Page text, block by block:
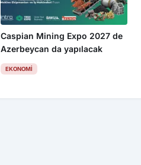
Caspian Mining Expo 2027 de
Azerbeycan da yapılacak
EKONOMI